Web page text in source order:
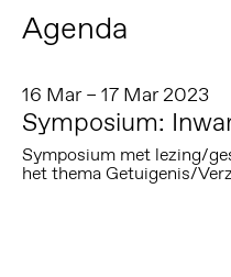
Agenda
16 Mar – 17 Mar 2023
Symposium:
Symposium met lezing/
het thema Getuigenis/